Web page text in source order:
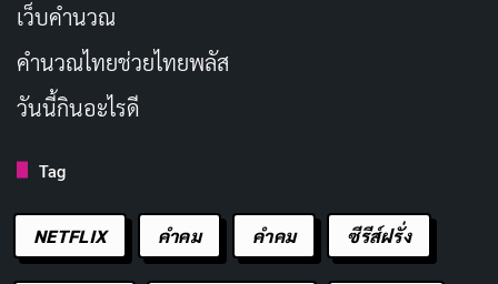
เว็บคํานวณ
คํานวณไทยช่วยไทยพลัส
วันนี้กินอะไรดี
Tag
NETFLIX คำคม คําคม ซีรีส์ฝรั่ง